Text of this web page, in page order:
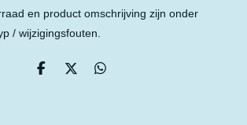
en product omschrijving zijn onder
/ wijzigingsfouten.
D
D
D